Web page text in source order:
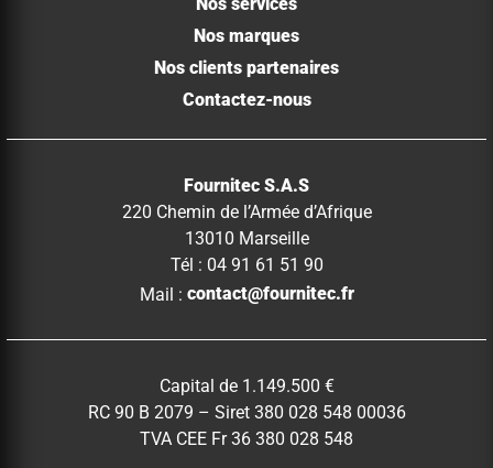
Nos services
Nos marques
Nos clients partenaires
Contactez-nous
Fournitec S.A.S
220 Chemin de l’Armée d’Afrique
13010 Marseille
Tél : 04 91 61 51 90
Mail : contact@fournitec.fr
Capital de 1.149.500 €
RC 90 B 2079 – Siret 380 028 548 00036
TVA CEE Fr 36 380 028 548